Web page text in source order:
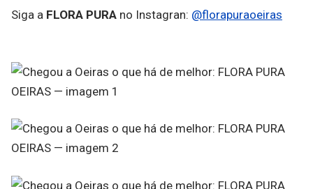
Siga a FLORA PURA no Instagran: @florapuraoeiras